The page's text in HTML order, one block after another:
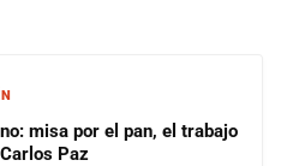
misa por el pan, el trabajo
Paz